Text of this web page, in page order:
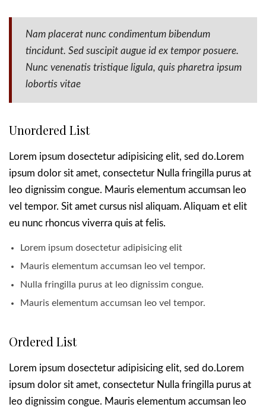
Nam placerat nunc condimentum bibendum
tincidunt. Sed suscipit augue id ex tempor posuere.
Nunc venenatis tristique ligula, quis pharetra ipsum
lobortis vitae
Unordered List
Lorem ipsum dosectetur adipisicing elit, sed do.Lorem
ipsum dolor sit amet, consectetur Nulla fringilla purus at
leo dignissim congue. Mauris elementum accumsan leo
vel tempor. Sit amet cursus nisl aliquam. Aliquam et elit
eu nunc rhoncus viverra quis at felis.
Lorem ipsum dosectetur adipisicing elit
Mauris elementum accumsan leo vel tempor.
Nulla fringilla purus at leo dignissim congue.
Mauris elementum accumsan leo vel tempor.
Ordered List
Lorem ipsum dosectetur adipisicing elit, sed do.Lorem
ipsum dolor sit amet, consectetur Nulla fringilla purus at
leo dignissim congue. Mauris elementum accumsan leo